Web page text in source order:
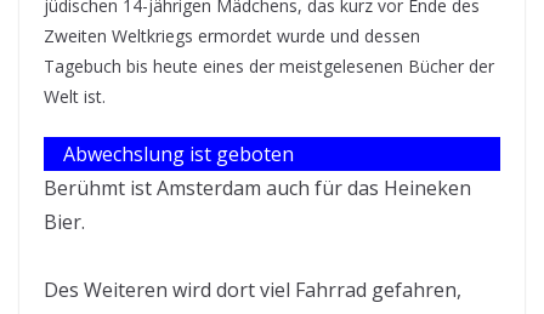
jüdischen 14-jährigen Mädchens, das kurz vor Ende des
Zweiten Weltkriegs ermordet wurde und dessen
Tagebuch bis heute eines der meistgelesenen Bücher der
Welt ist.
Abwechslung ist geboten
Berühmt ist Amsterdam auch für das Heineken
Bier.
Des Weiteren wird dort viel Fahrrad gefahren,